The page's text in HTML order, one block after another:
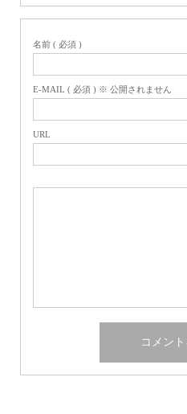
名前 ( 必須 )
E-MAIL ( 必須 ) ※ 公開されません
URL